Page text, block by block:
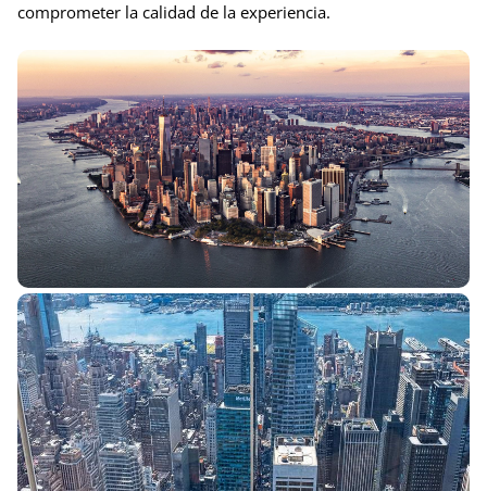
comprometer la calidad de la experiencia.